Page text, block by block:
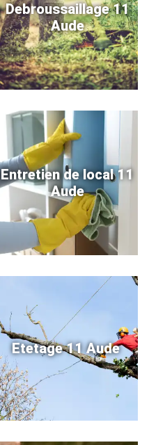
Debroussaillage 11
Aude
Entretien de local 11
Aude
Etetage 11 Aude